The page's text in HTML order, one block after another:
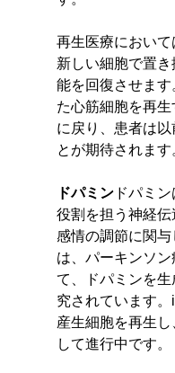
再生医療におい
新しい細胞で置
能を回復させま
た心筋細胞を再
に戻り、患者は
とが期待されます
ドパミンドパミン
役割を担う神経
感情の調節に関
は、パーキンソ
て、ドパミンを
究されています
産生細胞を再生
して進行中です。